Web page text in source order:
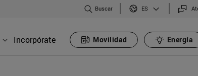
Buscar ES
Incorpórate Movilidad Energía